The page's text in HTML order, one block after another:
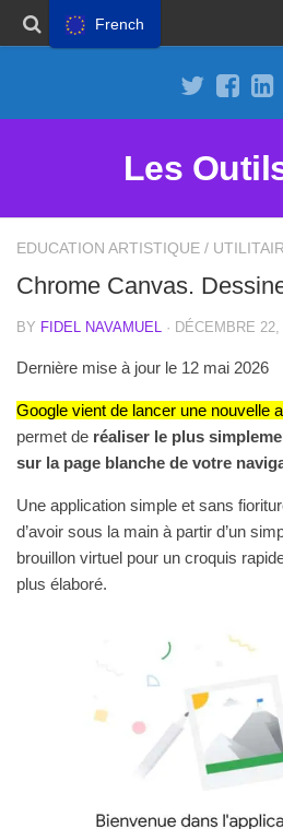
Les
EDUCATION ARTISTIQUE /
Chrome Canvas.
BY FIDEL NAVAMUEL · DÉCEMBRE
Dernière mise à jour le 12 mai 2026
Google vient de lancer une nouvelle
permet de réaliser le plus
sur la page blanche de votre
Une application simple et sans
d’avoir sous la main à partir d’un
brouillon virtuel pour un croquis
plus élaboré.
French